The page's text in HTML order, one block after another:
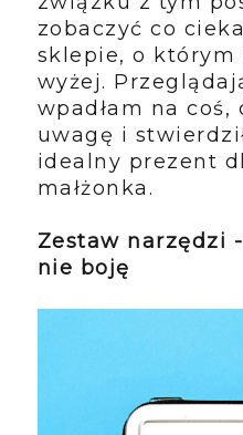
zobaczyć co
sklepie, o którym
wyżej.
wpadłam na coś,
uwagę i
idealny prezent
małżonka.
Zestaw narzędzi
nie boję